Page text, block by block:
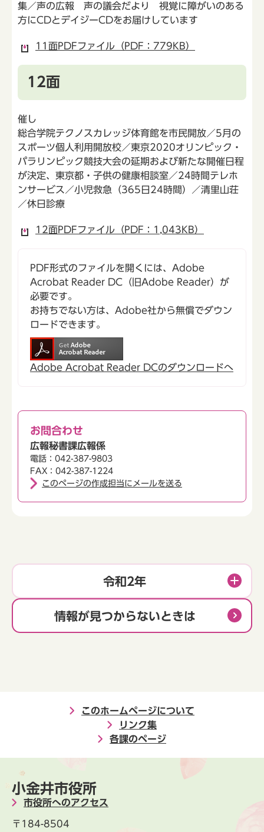
集／声の広報 声の議会だより 視覚に障がいのある
方にCDとデイジーCDをお届けしています
11面PDFファイル（PDF：779KB）
12面
催し
総合学院テクノスカレッジ体育館を市民開放／5月の
スポーツ個人利用開放校／東京2020オリンピック・
パラリンピック競技大会の延期および新たな開催日程
が決定、東京都・子供の健康相談室／24時間テレホ
ンサービス／小児救急（365日24時間）／清里山荘
／休日診療
12面PDFファイル（PDF：1,043KB）
PDF形式のファイルを開くには、Adobe
Acrobat Reader DC（旧Adobe Reader）が
必要です。
お持ちでない方は、Adobe社から無償でダウン
ロードできます。
Adobe Acrobat Reader DCのダウンロードへ
お問合わせ
広報秘書課広報係
電話：042-387-9803
FAX：042-387-1224
このページの作成担当にメールを送る
令和2年
情報が見つからないときは
このホームページについて
リンク集
各課のページ
小金井市役所
市役所へのアクセス
〒184-8504